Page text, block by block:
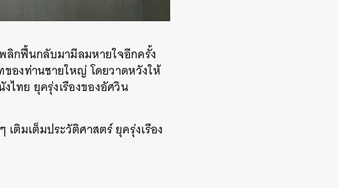
ลิกฟื้นกลับมามีลมหายใจอีกครั้ง
องท่านชายใหญ่ โดยวาดหวังให้
ไทย ยุครุ่งเรืองของอัศวิน
ติมเต็มประวัติศาสตร์ ยุครุ่งเรือง